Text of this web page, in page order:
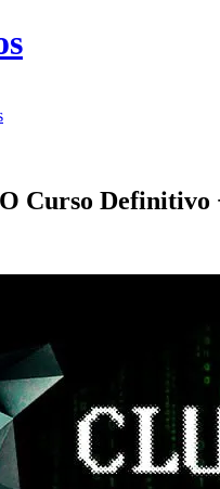
Curso Definitivo